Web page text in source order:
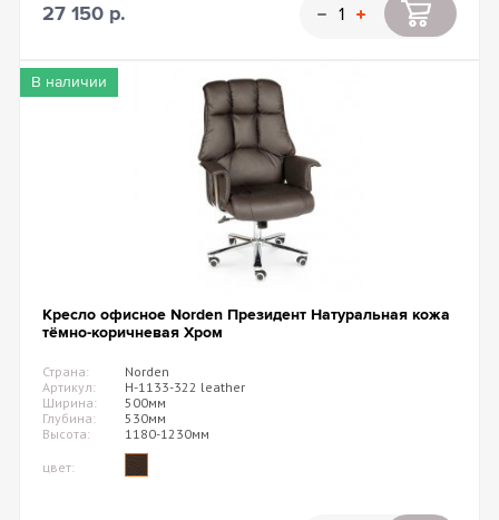
27 150 р.
В наличии
Кресло офисное Norden Президент Натуральная кожа
тёмно-коричневая Хром
Страна:
Norden
Артикул:
H-1133-322 leather
Ширина:
500мм
Глубина:
530мм
Высота:
1180-1230мм
цвет: